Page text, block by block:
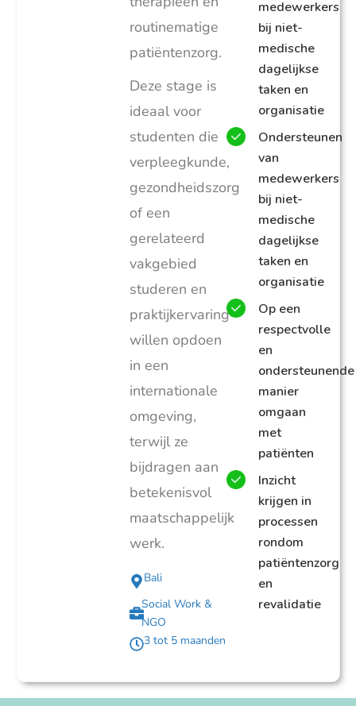
routinematige
patiëntenzorg.
Deze stage is
ideaal voor
studenten die
verpleegkunde,
gezondheidszorg
of een
gerelateerd
vakgebied
studeren en
praktijkervaring
willen opdoen
in een
internationale
omgeving,
terwijl ze
bijdragen aan
betekenisvol
maatschappelijk
werk.
Bali
Social Work &
NGO
3 tot 5 maanden
medewerkers
bij niet-
medische
dagelijkse
taken en
organisatie
Ondersteunen
van
medewerkers
bij niet-
medische
dagelijkse
taken en
organisatie
Op een
respectvolle
en
ondersteunende
manier
omgaan
met
patiënten
Inzicht
krijgen in
processen
rondom
patiëntenzorg
en
revalidatie